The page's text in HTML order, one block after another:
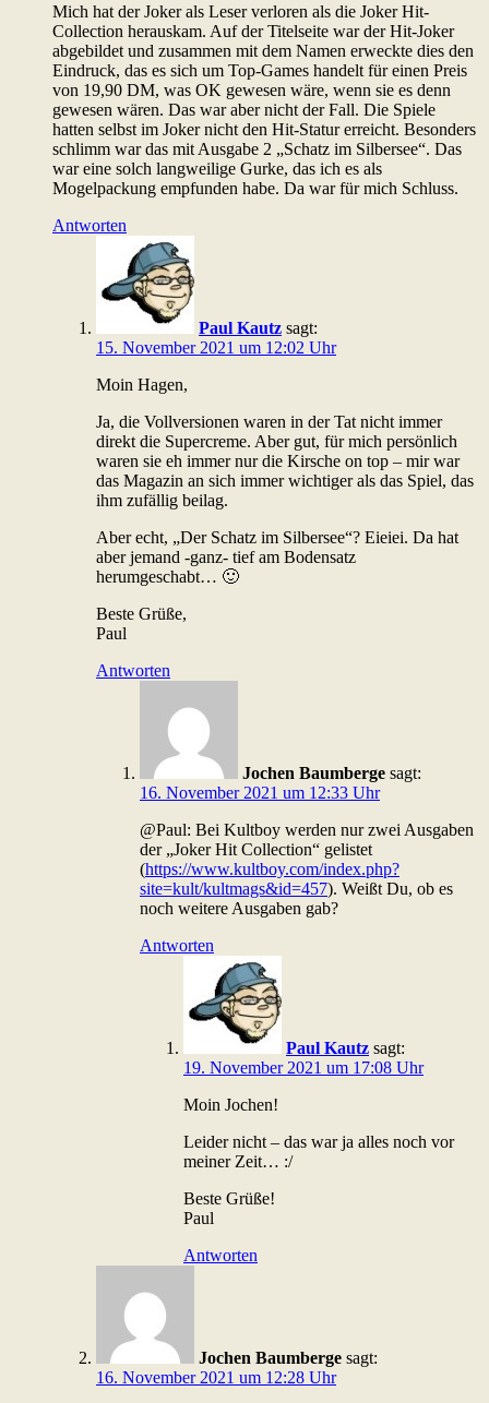
Mich hat der Joker als Leser verloren als die Joker Hit-
Collection herauskam. Auf der Titelseite war der Hit-Joker
abgebildet und zusammen mit dem Namen erweckte dies den
Eindruck, das es sich um Top-Games handelt für einen Preis
von 19,90 DM, was OK gewesen wäre, wenn sie es denn
gewesen wären. Das war aber nicht der Fall. Die Spiele
hatten selbst im Joker nicht den Hit-Statur erreicht. Besonders
schlimm war das mit Ausgabe 2 „Schatz im Silbersee“. Das
war eine solch langweilige Gurke, das ich es als
Mogelpackung empfunden habe. Da war für mich Schluss.
Antworten
Paul Kautz sagt:
15. November 2021 um 12:02 Uhr
Moin Hagen,
Ja, die Vollversionen waren in der Tat nicht immer
direkt die Supercreme. Aber gut, für mich persönlich
waren sie eh immer nur die Kirsche on top – mir war
das Magazin an sich immer wichtiger als das Spiel, das
ihm zufällig beilag.
Aber echt, „Der Schatz im Silbersee“? Eieiei. Da hat
aber jemand -ganz- tief am Bodensatz
herumgeschabt… 🙂
Beste Grüße,
Paul
Antworten
Jochen Baumberge sagt:
16. November 2021 um 12:33 Uhr
@Paul: Bei Kultboy werden nur zwei Ausgaben
der „Joker Hit Collection“ gelistet
(https://www.kultboy.com/index.php?
site=kult/kultmags&id=457). Weißt Du, ob es
noch weitere Ausgaben gab?
Antworten
Paul Kautz sagt:
19. November 2021 um 17:08 Uhr
Moin Jochen!
Leider nicht – das war ja alles noch vor
meiner Zeit… :/
Beste Grüße!
Paul
Antworten
Jochen Baumberge sagt:
16. November 2021 um 12:28 Uhr